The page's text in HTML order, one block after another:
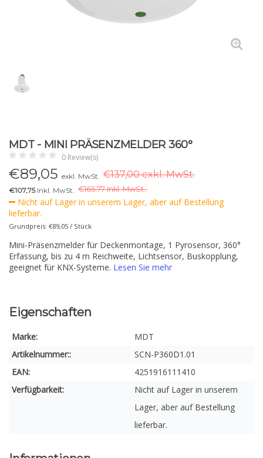
MDT - MINI PRÄSENZMELDER 360°
0 Review(s)
€89,05 exkl. MwSt. €137,00 exkl. MwSt.
€107,75Inkl. MwSt. €165,77 Inkl. MwSt..
Nicht auf Lager in unserem Lager, aber auf Bestellung
lieferbar.
Grundpreis: €89,05 / Stück
Mini-Präsenzmelder für Deckenmontage, 1 Pyrosensor, 360°
Erfassung, bis zu 4 m Reichweite, Lichtsensor, Buskopplung,
geeignet für KNX-Systeme. Lesen Sie mehr
Eigenschaften
Marke:
MDT
Artikelnummer::
SCN-P360D1.01
EAN:
4251916111410
Verfügbarkeit:
Nicht auf Lager in unserem
Lager, aber auf Bestellung
lieferbar.